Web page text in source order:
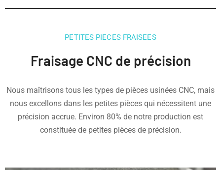
PETITES PIECES FRAISEES
Fraisage CNC de précision
Nous maîtrisons tous les types de pièces usinées CNC, mais
nous excellons dans les petites pièces qui nécessitent une
précision accrue. Environ 80% de notre production est
constituée de petites pièces de précision.